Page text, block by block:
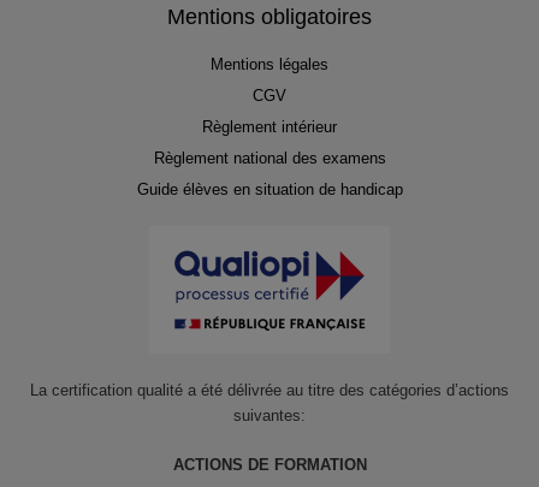
Mentions obligatoires
Mentions légales
CGV
Règlement intérieur
Règlement national des examens
Guide élèves en situation de handicap
La certification qualité a été délivrée au titre des catégories d’actions
suivantes:
ACTIONS DE FORMATION